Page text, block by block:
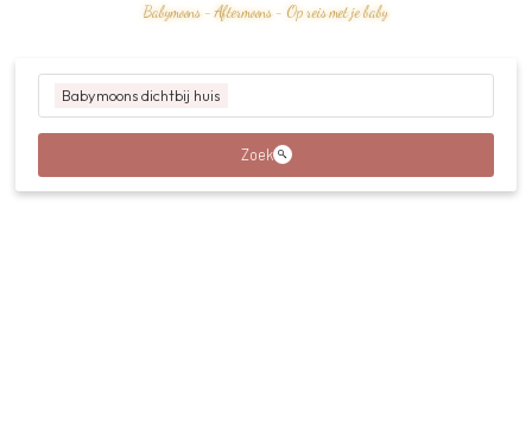
Babymoons - Aftermoons - Op reis met je baby
Babymoons dichtbij huis
Zoek